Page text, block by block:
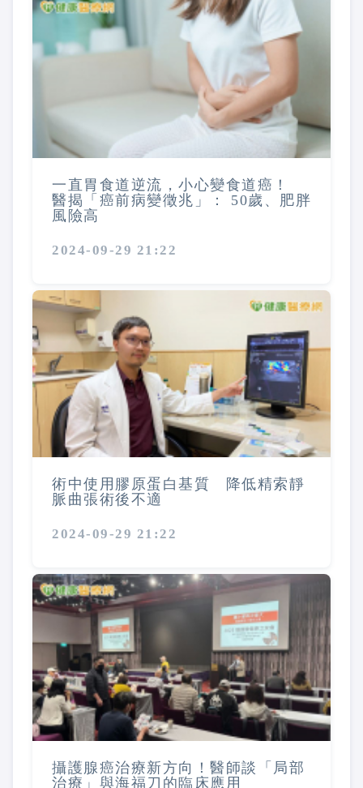
一直胃食道逆流，小心變食道癌！
醫揭「癌前病變徵兆」： 50歲、肥胖
風險高
2024-09-29 21:22
術中使用膠原蛋白基質 降低精索靜
脈曲張術後不適
2024-09-29 21:22
攝護腺癌治療新方向！醫師談「局部
治療」與海福刀的臨床應用